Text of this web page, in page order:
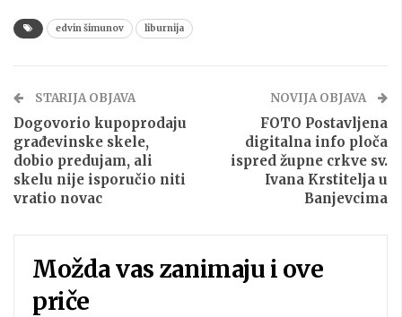
edvin šimunov liburnija
STARIJA OBJAVA
Dogovorio kupoprodaju
građevinske skele,
dobio predujam, ali
skelu nije isporučio niti
vratio novac
NOVIJA OBJAVA
FOTO Postavljena
digitalna info ploča
ispred župne crkve sv.
Ivana Krstitelja u
Banjevcima
Možda vas zanimaju i ove
priče